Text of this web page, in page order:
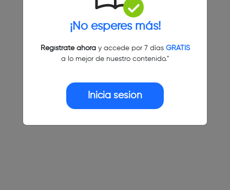
¡No esperes más!
Regístrate ahoray accede por 7 días GRATIS
a lo mejor de nuestro contenido."
Inicia sesión